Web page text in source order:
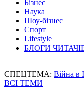
Бізнес
Наука
Шоу-бізнес
Спорт
Lifestyle
БЛОГИ
СПЕЦТЕМА: Війна в
ВСІ ТЕМИ